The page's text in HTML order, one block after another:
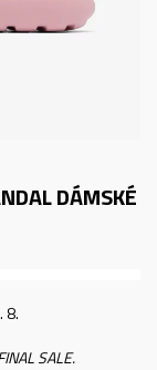
DÁMSKÉ
8.
SALE.